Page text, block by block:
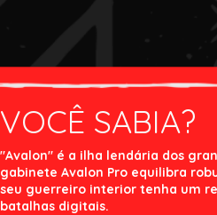
VOCÊ SABIA?
"Avalon" é a ilha lendária dos
gabinete Avalon Pro equilibra
seu guerreiro interior tenha um
batalhas digitais.